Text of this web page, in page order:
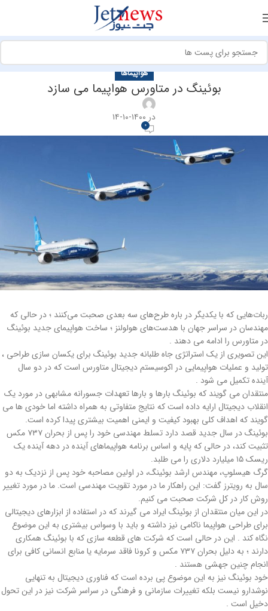
هواپیماها
بوئینگ در متاورس هواپیما می سازد
در ۱۴۰۰-۱۰-۱۴
0
ربات‌هایی که با یکدیگر در باره طرح‌های سه بعدی صحبت می‌کنند ؛ در حالی که
مهندسان در سراسر جهان با هدست‌های هولولنز ؛ ساخت هواپیمای جدید بوئینگ
در متاورس را ادامه می دهند .
این تصویری از یک استراتژی جاه طلبانه جدید بوئینگ برای یکسان سازی طراحی ،
تولید و عملیات هواپیمایی در اکوسیستم دیجیتال متاورس است که در دو سال
آینده تکمیل می شود .
منتقدان می گویند که بوئینگ بارها و بارها تعهدات جسورانه مشابهی در مورد یک
انقلاب دیجیتال ارایه داده است که نتایج متفاوتی به همراه داشته اما خودی ها می
گویند که اهداف کلی بهبود کیفیت و ایمنی اهمیت بیشتری پیدا کرده است.
بوئینگ در سال جدید قصد دارد تسلط مهندسی خود را پس از بحران ۷۳۷ مکس
تثبیت کند، در حالی که پایه و اساس برنامه هواپیماهای آینده در دهه آینده یک
ریسک ۱۵ میلیارد دلاری را می طلبد.
گرگ هیسلوپ، مهندس ارشد بوئینگ، در اولین مصاحبه خود پس از نزدیک به دو
سال به رویترز گفت: این راهکار ما در مورد تقویت مهندسی است. ما در مورد تغییر
روش کار در کل شرکت صحبت می کنیم.
در این میان منتقدان از بوئینگ ایراد می گیرند که در استفاده از ابزارهای دیجیتالی
برای طراحی هواپیما ناکامی نیز داشته و باید با وسواس بیشتری به این موضوع
نگاه کند . این در حالی است که شرکت های قطعه سازی که با بوئینگ همکاری
دارند ؛ به دلیل بحران ۷۳۷ مکس و کرونا فاقد سرمایه یا منابع انسانی کافی برای
انجام چنین جهشی هستند .
خود بوئینگ نیز به این موضوع پی برده است که فناوری دیجیتال به تنهایی
نوشدارو نیست بلکه تغییرات سازمانی و فرهنگی در سراسر شرکت نیز در این تحول
دخیل است .